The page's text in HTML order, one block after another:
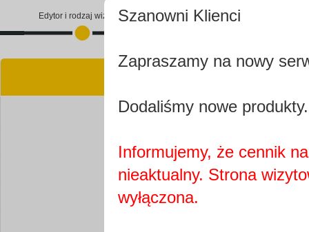
Edytor i rodzaj wizytówkiSzanowni Klienci
Zapraszamy na nowy
Dodaliśmy nowe
Informujemy, że cennik
nieaktualny. Strona
wyłączona.